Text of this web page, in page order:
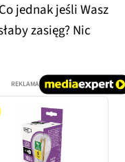
jednak jeśli Wasz
zasięg? Nic
REKLAMA